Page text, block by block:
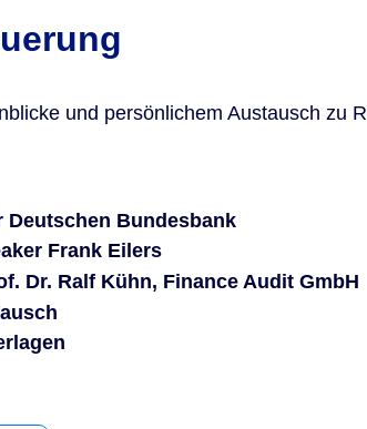
und persönlichem Austausch zu
Deutschen Bundesbank
Frank Eilers
Dr. Ralf Kühn, Finance Audit GmbH